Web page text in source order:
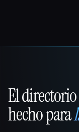
That AI
El
hecho para